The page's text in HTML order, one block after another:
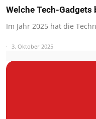
Welche Tech-
Im Jahr 2025 hat die
3. Oktober 2025